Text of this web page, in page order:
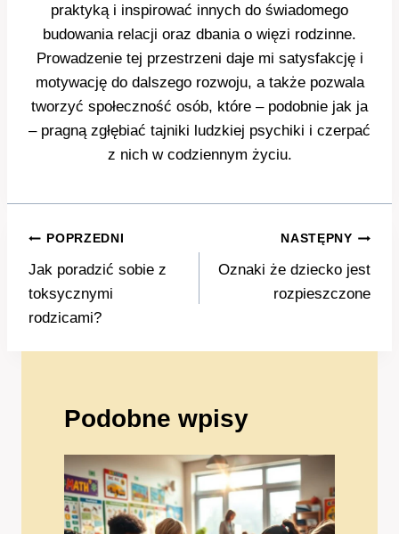
praktyką i inspirować innych do świadomego
budowania relacji oraz dbania o więzi rodzinne.
Prowadzenie tej przestrzeni daje mi satysfakcję i
motywację do dalszego rozwoju, a także pozwala
tworzyć społeczność osób, które – podobnie jak ja
– pragną zgłębiać tajniki ludzkiej psychiki i czerpać
z nich w codziennym życiu.
Nawigacja
wpisu
POPRZEDNI
Jak poradzić sobie z
toksycznymi
rodzicami?
NASTĘPNY
Oznaki że dziecko jest
rozpieszczone
Podobne wpisy